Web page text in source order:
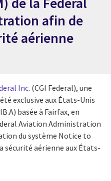
afin de
aérienne
Inc. (CGI Federal), une
exclusive aux États-Unis
basée à Fairfax, en
Aviation Administration
du système Notice to
sécurité aérienne aux États-